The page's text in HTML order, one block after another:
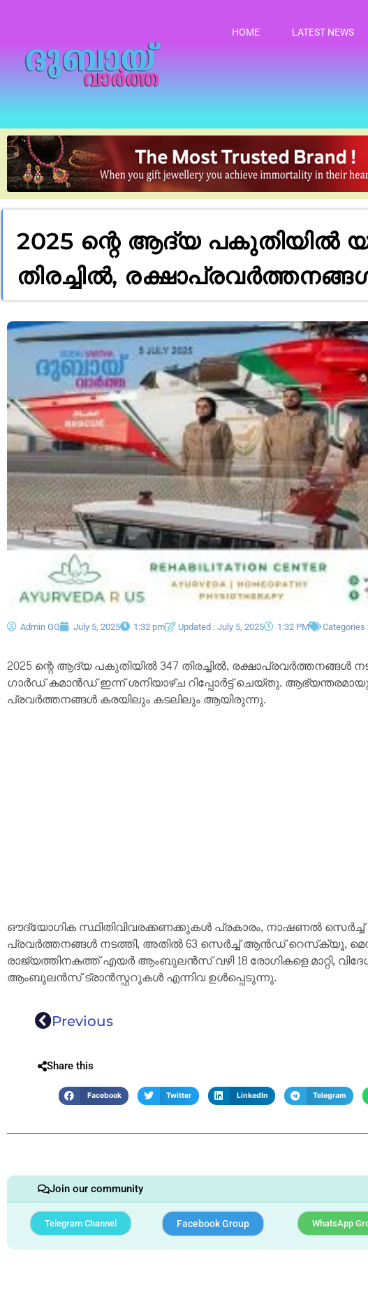
HOME LATEST NEWS
2025 ന്റെ ആദ്യ
തിരച്ചിൽ,
Admin GG July 5, 2025 1:32 pm Updated : July 5, 2025 1:32 PM Categories
2025 ന്റെ ആദ്യ പകുതിയിൽ 347 തിരച്ചിൽ,
ഗാർഡ് കമാൻഡ് ഇന്ന് ശനിയാഴ്ച റിപ്പോർട്ട് ചെയ്തു.
പ്രവർത്തനങ്ങൾ കരയിലും കടലിലും ആയിരുന്നു.
ഔദ്യോഗിക സ്ഥിതിവിവരക്കണക്കുകൾ പ്രകാരം, നാഷണൽ
പ്രവർത്തനങ്ങൾ നടത്തി, അതിൽ 63 സെർച്ച് ആൻഡ് റെസ്‌ക്യൂ,
രാജ്യത്തിനകത്ത് എയർ ആംബുലൻസ് വഴി 18 രോഗികളെ മാറ്റി,
ആംബുലൻസ് ട്രാൻസ്ഫറുകൾ എന്നിവ ഉൾപ്പെടുന്നു.
Previous
Share this
Facebook Twitter LinkedIn Telegram
Join our community
Telegram Channel Facebook Group WhatsApp